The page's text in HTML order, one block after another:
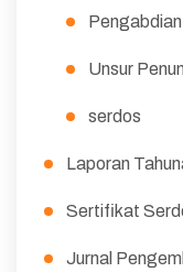
Unsur
serdos
Laporan
Sertifikat
Jurnal